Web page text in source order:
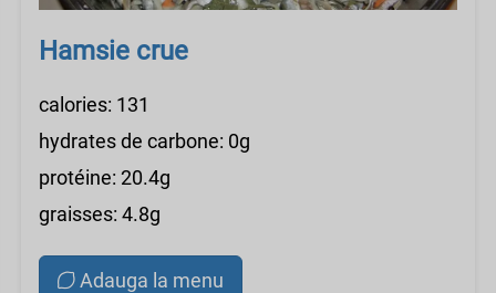
Hamsie crue
calories: 131
hydrates de carbone: 0g
protéine: 20.4g
graisses: 4.8g
Adauga la menu